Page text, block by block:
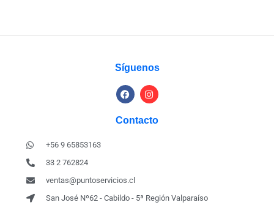
Síguenos
Contacto
+56 9 65853163
33 2 762824
ventas@puntoservicios.cl
San José Nº62 - Cabildo - 5ª Región Valparaíso